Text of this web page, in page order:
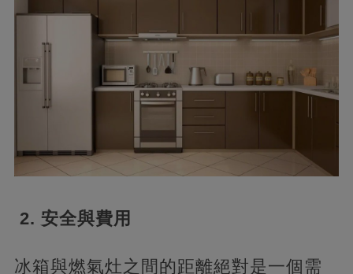
2. 安全與費用
冰箱與燃氣灶之間的距離絕對是一個需